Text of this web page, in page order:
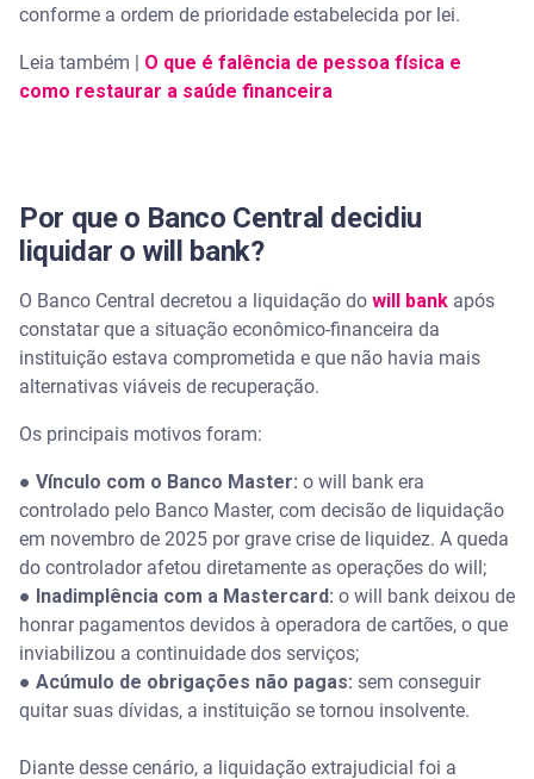
conforme a ordem de prioridade estabelecida por lei.
Leia também | O que é falência de pessoa física e
como restaurar a saúde financeira
Por que o Banco Central decidiu
liquidar o will bank?
O Banco Central decretou a liquidação do will bank após
constatar que a situação econômico-financeira da
instituição estava comprometida e que não havia mais
alternativas viáveis de recuperação.
Os principais motivos foram:
● Vínculo com o Banco Master: o will bank era
controlado pelo Banco Master, com decisão de liquidação
em novembro de 2025 por grave crise de liquidez. A queda
do controlador afetou diretamente as operações do will;
● Inadimplência com a Mastercard: o will bank deixou de
honrar pagamentos devidos à operadora de cartões, o que
inviabilizou a continuidade dos serviços;
● Acúmulo de obrigações não pagas: sem conseguir
quitar suas dívidas, a instituição se tornou insolvente.
Diante desse cenário, a liquidação extrajudicial foi a